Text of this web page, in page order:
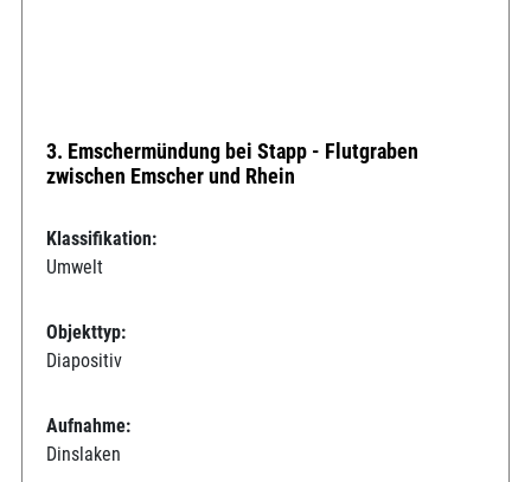
3. Emschermündung bei Stapp - Flutgraben
zwischen Emscher und Rhein
Klassifikation:
Umwelt
Objekttyp:
Diapositiv
Aufnahme:
Dinslaken